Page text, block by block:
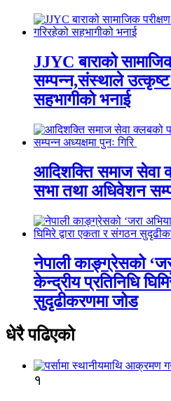
JJYC बाराको
सम्पन्न,संस्थाले उत्कृष्ट
सहभागीको भनाई
आदिशक्ति समाज सेवा
सभा तथा अधिवेशन
नेपाली काङ्ग्रेसको
केन्द्रीय प्रतिनिधि
सुदृढीकरणमा जोड
धेरै पढिएको
१